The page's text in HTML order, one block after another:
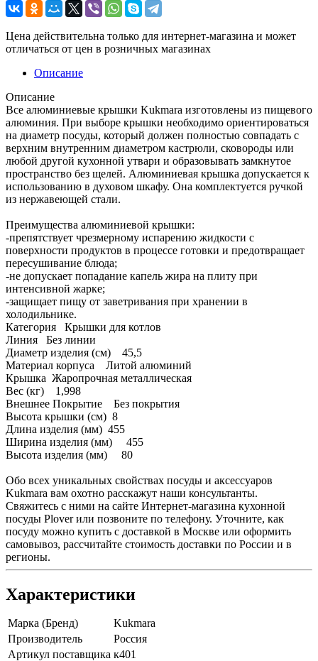
Цена действительна только для интернет-магазина и может
отличаться от цен в розничных магазинах
Описание
Описание
Все алюминиевые крышки Kukmara изготовлены из пищевого
алюминия. При выборе крышки необходимо ориентироваться
на диаметр посуды, который должен полностью совпадать с
верхним внутренним диаметром кастрюли, сковороды или
любой другой кухонной утвари и образовывать замкнутое
пространство без щелей. Алюминиевая крышка допускается к
использованию в духовом шкафу. Она комплектуется ручкой
из нержавеющей стали.
Преимущества алюминиевой крышки:
-препятствует чрезмерному испарению жидкости с
поверхности продуктов в процессе готовки и предотвращает
пересушивание блюда;
-не допускает попадание капель жира на плиту при
интенсивной жарке;
-защищает пищу от заветривания при хранении в
холодильнике.
Категория Крышки для котлов
Линия Без линии
Диаметр изделия (см) 45,5
Материал корпуса Литой алюминий
Крышка Жаропрочная металлическая
Вес (кг) 1,998
Внешнее Покрытие Без покрытия
Высота крышки (см) 8
Длина изделия (мм) 455
Ширина изделия (мм) 455
Высота изделия (мм) 80
Обо всех уникальных свойствах посуды и аксессуаров
Kukmara вам охотно расскажут наши консультанты.
Свяжитесь с ними на сайте Интернет-магазина кухонной
посуды Plover или позвоните по телефону. Уточните, как
посуду можно купить с доставкой в Москве или оформить
самовывоз, рассчитайте стоимость доставки по России и в
регионы.
Характеристики
Марка (Бренд)
Kukmara
Производитель
Россия
Артикул поставщика к401